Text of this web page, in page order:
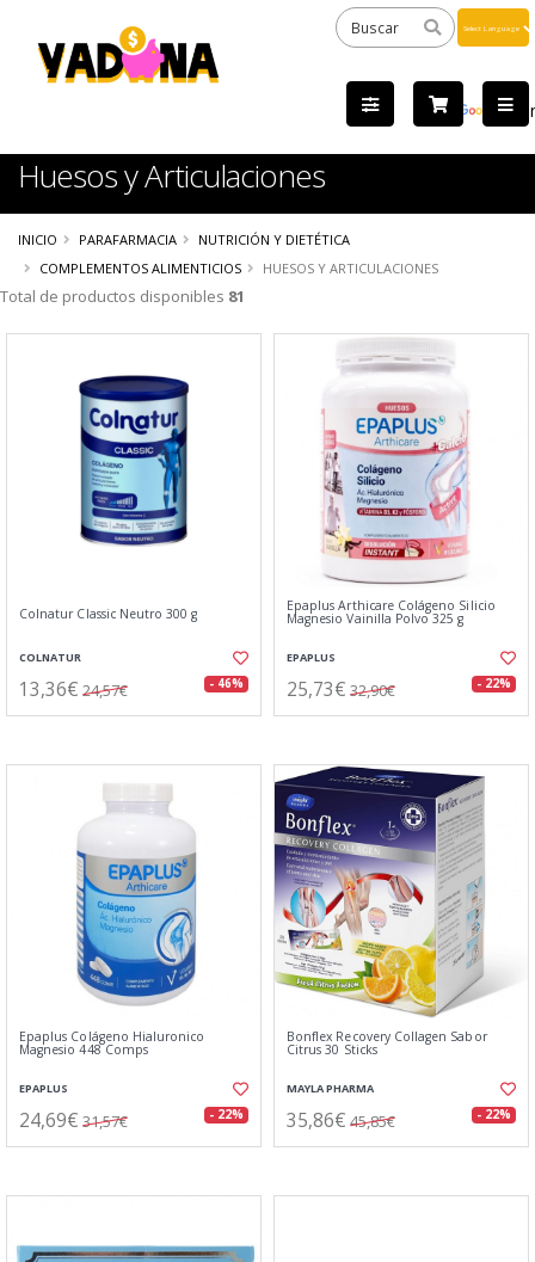
by
Huesos y Articulaciones
INICIO PARAFARMACIA
NUTRICIÓN Y DIETÉTICA
COMPLEMENTOS ALIMENTICIOS
HUESOS Y ARTICULACIONES
Total de productos disponibles 81
Colnatur Classic Neutro 300 g
COLNATUR
13,36€ 24,57€ - 46%
Epaplus Arthicare Colágeno Silicio
Magnesio Vainilla Polvo 325 g
EPAPLUS
25,73€ 32,90€ - 22%
Epaplus Colágeno Hialuronico
Magnesio 448 Comps
EPAPLUS
24,69€ 31,57€ - 22%
Bonflex Recovery Collagen Sabor
Citrus 30 Sticks
MAYLA PHARMA
35,86€ 45,85€ - 22%